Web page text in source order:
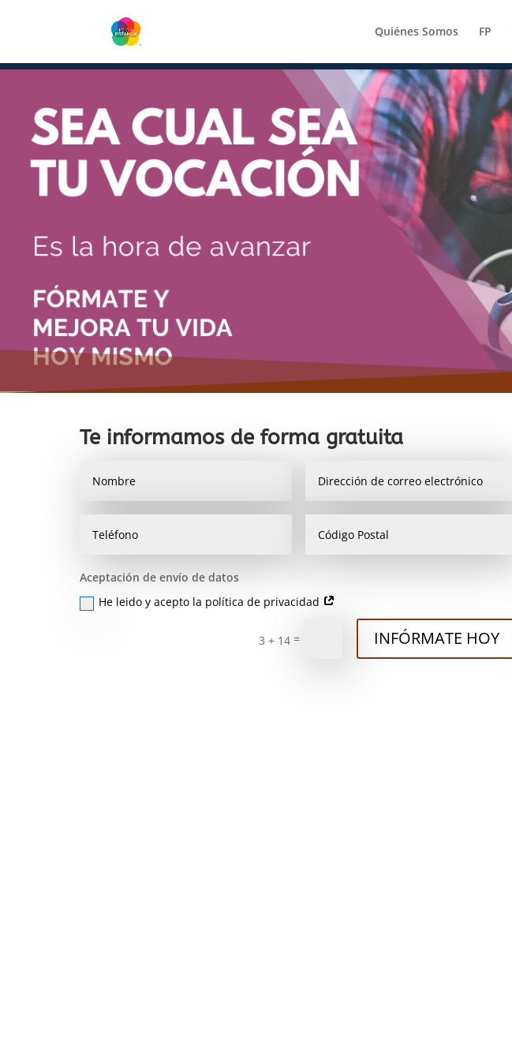
Quiénes Somos FP
Te informamos de forma gratuita
Aceptación de envío de datos
He leido y acepto la política de privacidad
3 + 14 = INFÓRMATE HOY